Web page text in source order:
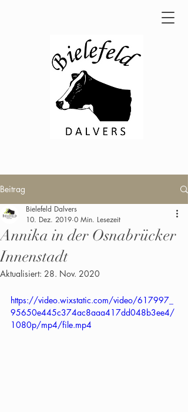
Beitrag
Annika in der Osnabrücker
Innenstadt
Bielefeld Dalvers
10. Dez. 2019 0 Min. Lesezeit
Aktualisiert: 28. Nov. 2020
https://video.wixstatic.com/video/617997_
95650e445c374ac8aaa417dd048b3ee4/
1080p/mp4/file.mp4